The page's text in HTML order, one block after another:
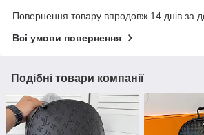
Повернення товару впродовж 14 днів за
Всі умови повернення
Подібні товари компанії